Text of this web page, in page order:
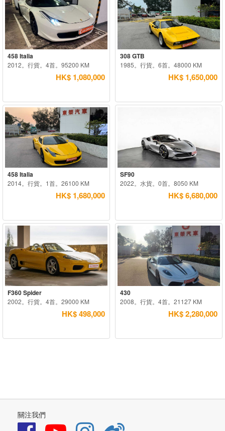
458 Italia
2012。行貨。4首。95200 KM
HK$ 1,080,000
308 GTB
1985。行貨。6首。48000 KM
HK$ 1,650,000
458 Italia
2014。行貨。1首。26100 KM
HK$ 1,680,000
SF90
2022。水貨。0首。8050 KM
HK$ 6,680,000
F360 Spider
2002。行貨。4首。29000 KM
HK$ 498,000
430
2008。行貨。4首。21127 KM
HK$ 2,280,000
關注我們